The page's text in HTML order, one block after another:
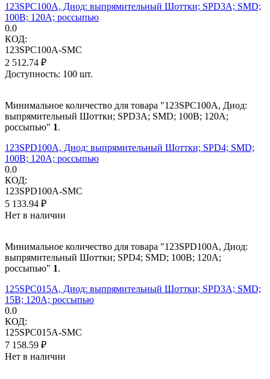
123SPC100A, Диод: выпрямительный Шоттки; SPD3A; SMD;
100В; 120А; россыпью
0.0
КОД:
123SPC100A-SMC
2 512.74 ₽
Доступность: 100 шт.
Минимальное количество для товара "123SPC100A, Диод:
выпрямительный Шоттки; SPD3A; SMD; 100В; 120А;
россыпью" 1.
123SPD100A, Диод: выпрямительный Шоттки; SPD4; SMD;
100В; 120А; россыпью
0.0
КОД:
123SPD100A-SMC
5 133.94 ₽
Нет в наличии
Минимальное количество для товара "123SPD100A, Диод:
выпрямительный Шоттки; SPD4; SMD; 100В; 120А;
россыпью" 1.
125SPC015A, Диод: выпрямительный Шоттки; SPD3A; SMD;
15В; 120А; россыпью
0.0
КОД:
125SPC015A-SMC
7 158.59 ₽
Нет в наличии